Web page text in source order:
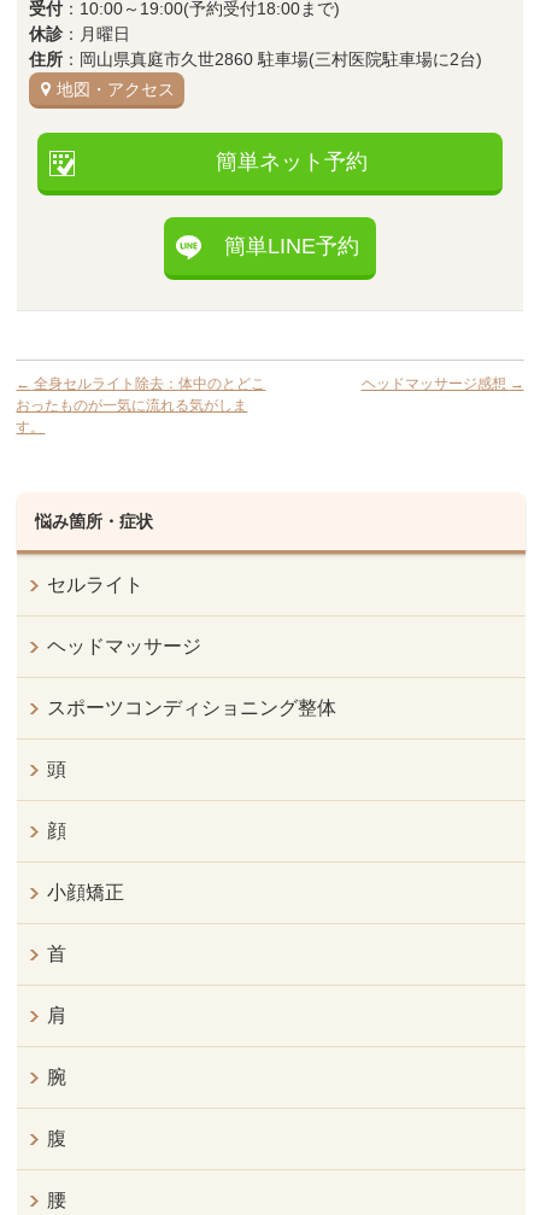
受付 ：10:00～19:00(予約受付18:00まで)
休診 ：月曜日
住所 ：岡山県真庭市久世2860 駐車場(三村医院駐車場に2台)
地図・アクセス
簡単ネット予約
簡単LINE予約
← 全身セルライト除去：体中のとどこ
おったものが一気に流れる気がしま
す。
ヘッドマッサージ感想 →
悩み箇所・症状
セルライト
ヘッドマッサージ
スポーツコンディショニング整体
頭
顔
小顔矯正
首
肩
腕
腹
腰